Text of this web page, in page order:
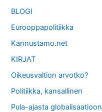
BLOGI
Eurooppapolitiikka
Kannustamo.net
KIRJAT
Oikeusvaltion arvotko?
Politiikka, kansallinen
Pula-ajasta globalisaatioon